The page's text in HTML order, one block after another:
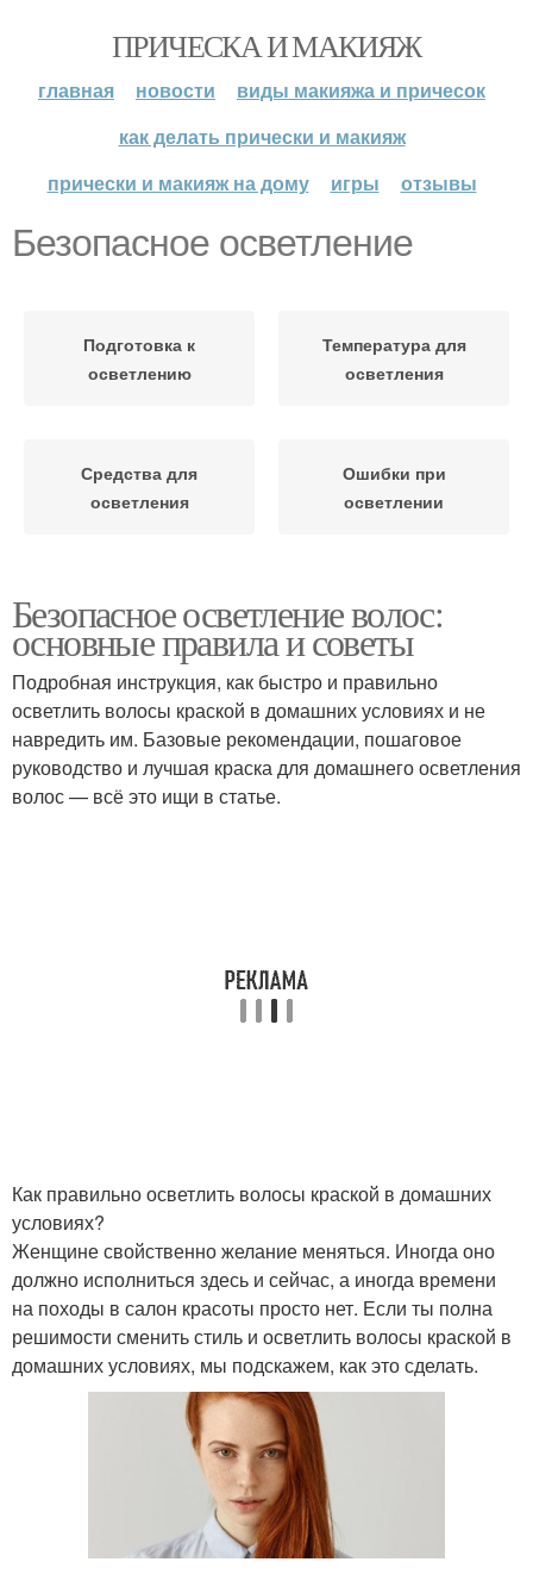
ПРИЧЕСКА И МАКИЯЖ
главная новости
виды макияжа и причесок
как делать прически и макияж
прически и макияж на дому
игры отзывы
Безопасное осветление
Подготовка к
осветлению
Температура для
осветления
Средства для
осветления
Ошибки при
осветлении
Безопасное осветление волос:
основные правила и советы
Подробная инструкция, как быстро и правильно
осветлить волосы краской в домашних условиях и не
навредить им. Базовые рекомендации, пошаговое
руководство и лучшая краска для домашнего осветления
волос — всё это ищи в статье.
Как правильно осветлить волосы краской в домашних
условиях?
Женщине свойственно желание меняться. Иногда оно
должно исполниться здесь и сейчас, а иногда времени
на походы в салон красоты просто нет. Если ты полна
решимости сменить стиль и осветлить волосы краской в
домашних условиях, мы подскажем, как это сделать.